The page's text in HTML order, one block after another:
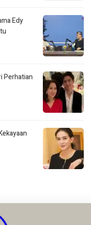
Edy
Perhatian